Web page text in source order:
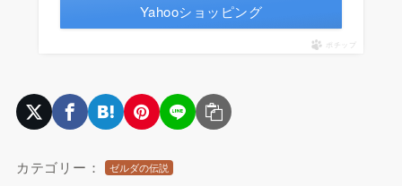
Yahooショッピング
ポチップ
カテゴリー： ゼルダの伝説